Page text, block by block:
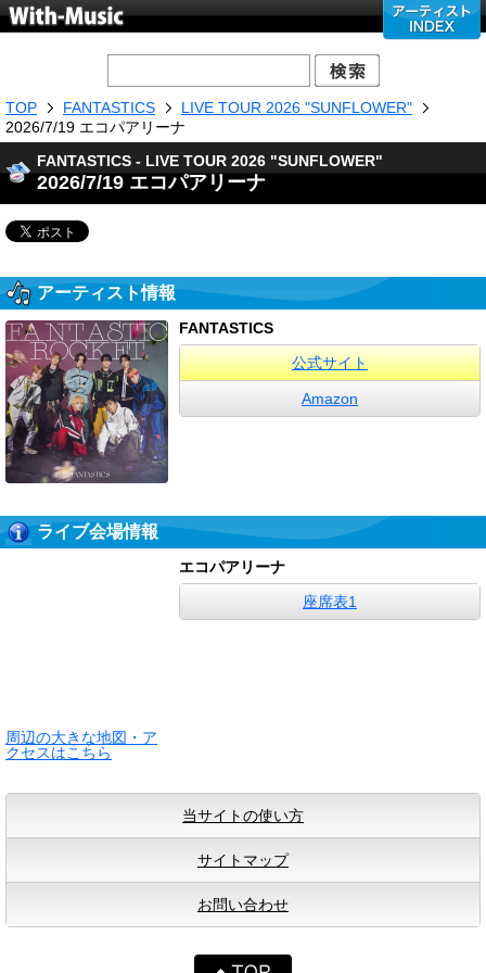
TOP FANTASTICS
LIVE TOUR 2026 "SUNFLOWER"
2026/7/19 エコパアリーナ
FANTASTICS - LIVE TOUR 2026 "SUNFLOWER"
2026/7/19 エコパアリーナ
アーティスト情報
FANTASTICS
公式サイト
Amazon
ライブ会場情報
周辺の大きな地図・ア
クセスはこちら
エコパアリーナ
座席表1
当サイトの使い方
サイトマップ
お問い合わせ